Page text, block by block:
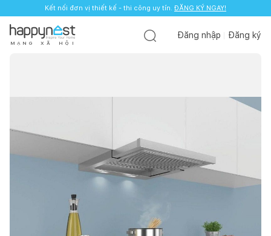
Kết nối đơn vị thiết kế - thi công uy tín. ĐĂNG KÝ NGAY!
M Ạ N G X Ã H Ộ I
Đăng nhập Đăng ký